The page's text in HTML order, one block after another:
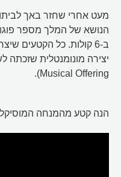
מעט אחרי שחזר באך
הנושא של המלך מספר
ב-6 קולות. כל הקטעים
Musical Offering).
הנה קטע מהמנחה